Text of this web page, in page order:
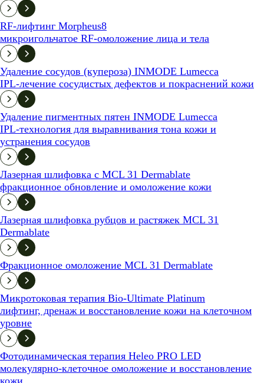
RF-лифтинг Morpheus8
микроигольчатое RF-омоложение лица и тела
Удаление сосудов (купероза) INMODE Lumecca
IPL-лечение сосудистых дефектов и покраснений кожи
Удаление пигментных пятен INMODE Lumecca
IPL-технология для выравнивания тона кожи и
устранения сосудов
Лазерная шлифовка c MCL 31 Dermablate
фракционное обновление и омоложение кожи
Лазерная шлифовка рубцов и растяжек MCL 31
Dermablate
Фракционное омоложение MCL 31 Dermablate
Микротоковая терапия Bio-Ultimate Platinum
лифтинг, дренаж и восстановление кожи на клеточном
уровне
Фотодинамическая терапия Heleo PRO LED
молекулярно-клеточное омоложение и восстановление